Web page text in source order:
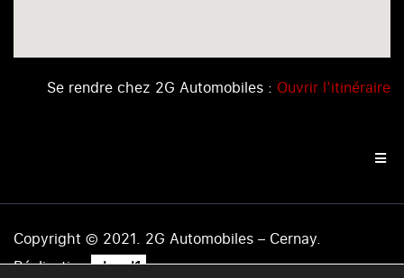
Se rendre chez 2G Automobiles : Ouvrir l’itinéraire
Copyright © 2021. 2G Automobiles – Cernay.
Réalisation .level1